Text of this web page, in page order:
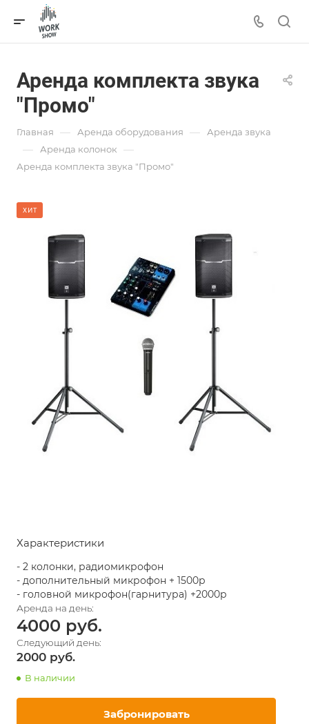
Аренда комплекта звука
"Промо"
Главная — Аренда оборудования — Аренда звука
— Аренда колонок —
Аренда комплекта звука "Промо"
ХИТ
Характеристики
- 2 колонки, радиомикрофон
- дополнительный микрофон + 1500р
- головной микрофон(гарнитура) +2000р
4000
2000
В наличии
Забронировать